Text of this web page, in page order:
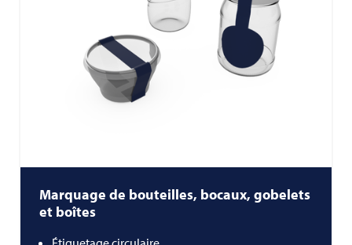
Marquage de bouteilles, bocaux, gobelets
et boîtes